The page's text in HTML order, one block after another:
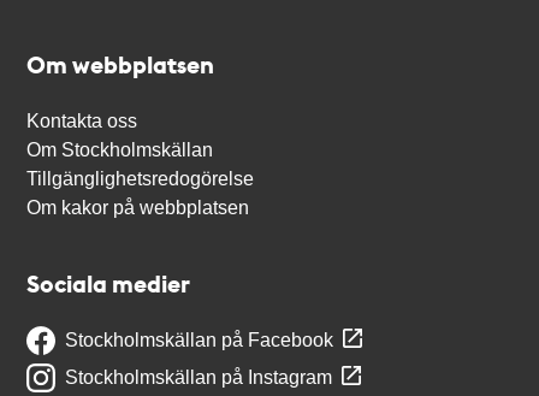
Om webbplatsen
Kontakta oss
Om Stockholmskällan
Tillgänglighetsredogörelse
Om kakor på webbplatsen
Sociala medier
Stockholmskällan på Facebook
Stockholmskällan på Instagram